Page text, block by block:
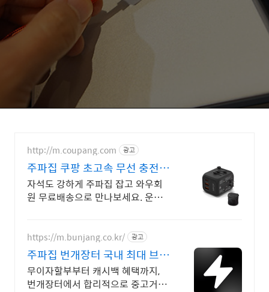
http://m.coupang.com 광고
주파집 쿠팡 초고속 무선 충전으
로
자석도 강하게 주파집 잡고 와우회
원 무료배송으로 만나보세요. 운전
라이브!
https://m.bunjang.co.kr/ 광고
주파집 번개장터 국내 최대 브랜
드 중고거래
무이자할부부터 캐시백 혜택까지,
번개장터에서 합리적으로 중고거래